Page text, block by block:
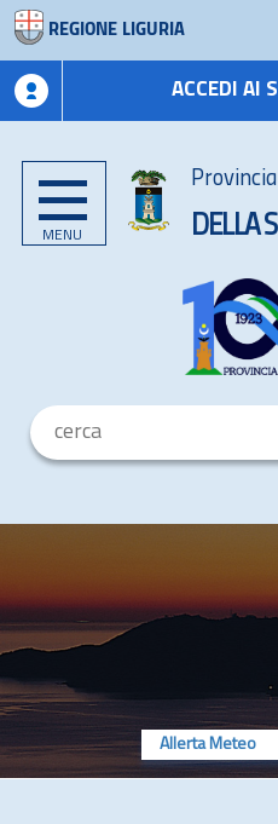
REGIONE LIGURIA
ACCEDI AI
MENU
Provincia
DELLA
Allerta Meteo